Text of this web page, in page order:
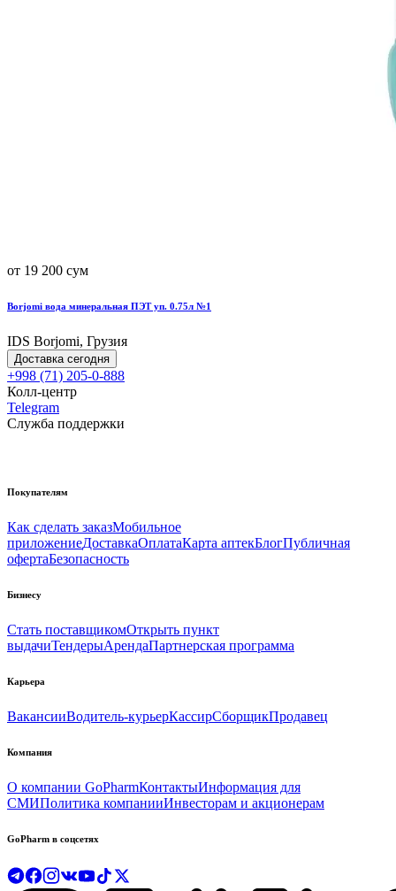
от 19 200 сум
Borjomi вода минеральная ПЭТ уп. 0.75л №1
IDS Borjomi, Грузия
Доставка сегодня
+998 (71) 205-0-888
Колл-центр
Telegram
Служба поддержки
Покупателям
Как сделать заказМобильное
приложениеДоставкаОплатаКарта аптекБлогПубличная
офертаБезопасность
Бизнесу
Стать поставщикомОткрыть пункт
выдачиТендерыАрендаПартнерская программа
Карьера
ВакансииВодитель-курьерКассирСборщикПродавец
Компания
О компании GoPharmКонтактыИнформация для
СМИПолитика компанииИнвесторам и акционерам
GoPharm в соцсетях